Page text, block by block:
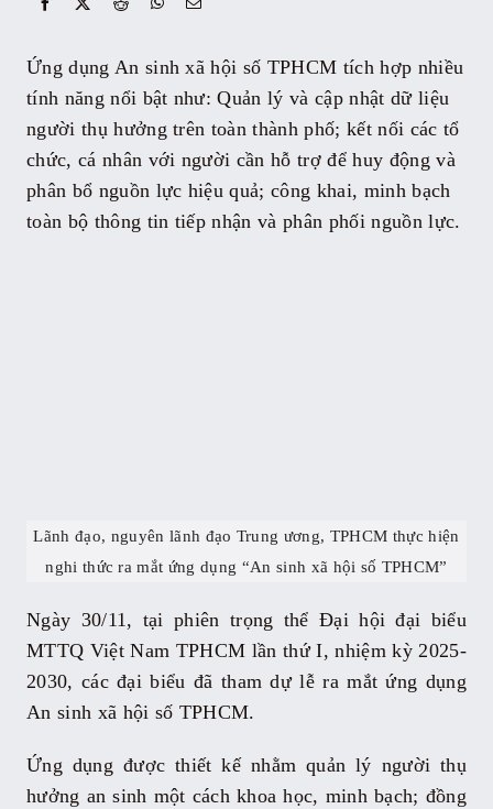
Sự kiện
Kỷ yếu
Tài liệu
Liên hệ
Ứng dụng An sinh xã hội số TPHCM tích hợp nhiều
tính năng nổi bật như: Quản lý và cập nhật dữ liệu
người thụ hưởng trên toàn thành phố; kết nối các tổ
chức, cá nhân với người cần hỗ trợ để huy động và
phân bổ nguồn lực hiệu quả; công khai, minh bạch
toàn bộ thông tin tiếp nhận và phân phối nguồn lực.
Lãnh đạo, nguyên lãnh đạo Trung ương, TPHCM thực hiện
nghi thức ra mắt ứng dụng “An sinh xã hội số TPHCM”
Ngày 30/11, tại phiên trọng thể Đại hội đại biểu
MTTQ Việt Nam TPHCM lần thứ I, nhiệm kỳ 2025-
2030, các đại biểu đã tham dự lễ ra mắt ứng dụng
An sinh xã hội số TPHCM.
Ứng dụng được thiết kế nhằm quản lý người thụ
hưởng an sinh một cách khoa học, minh bạch; đồng